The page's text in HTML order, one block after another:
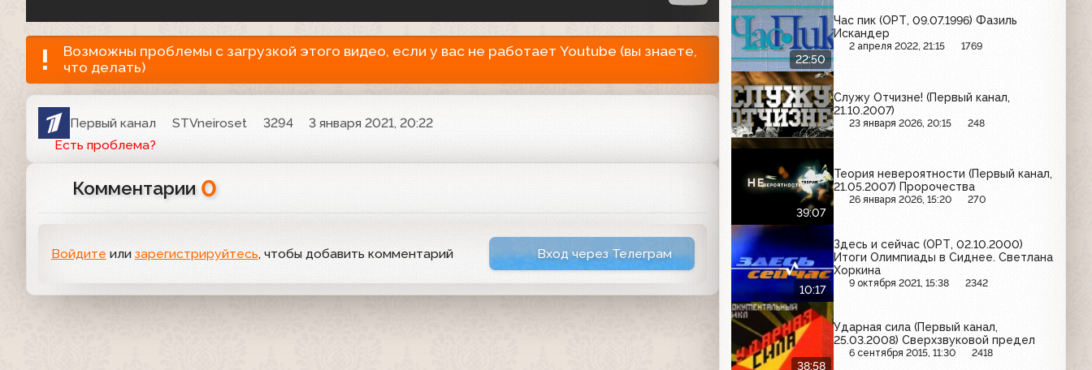
Возможны проблемы с загрузкой этого видео, если у вас не работает Youtube (вы знаете,
что делать)
Первый канал STVneiroset 3294
3 января 2021, 20:22
Есть проблема?
Комментарии 0
Войдите или зарегистрируйтесь, чтобы добавить комментарий Вход через Телеграм
22:50
Час пик (ОРТ, 09.07.1996) Фазиль
Искандер
2 апреля 2022, 21:15 1769
Служу Отчизне! (Первый канал,
21.10.2007)
23 января 2026, 20:15 248
39:07
Теория невероятности (Первый канал,
21.05.2007) Пророчества
26 января 2026, 15:20 270
10:17
Здесь и сейчас (ОРТ, 02.10.2000)
Итоги Олимпиады в Сиднее. Светлана
Хоркина
9 октября 2021, 15:38 2342
38:58
Ударная сила (Первый канал,
25.03.2008) Сверхзвуковой предел
6 сентября 2015, 11:30 2418